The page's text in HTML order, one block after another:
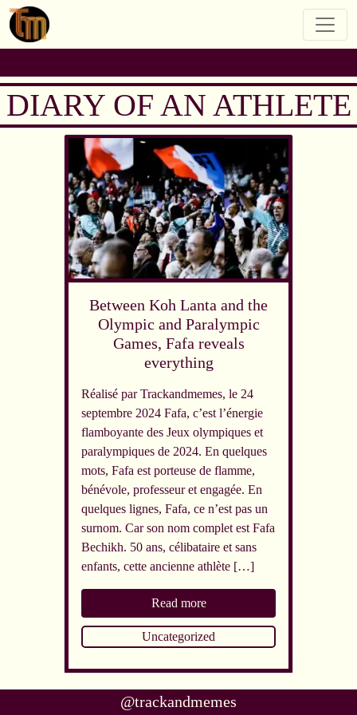
DIARY OF AN ATHLETE
Between Koh Lanta and the
Olympic and Paralympic
Games, Fafa reveals
everything
Réalisé par Trackandmemes, le 24
septembre 2024 Fafa, c’est l’énergie
flamboyante des Jeux olympiques et
paralympiques de 2024. En quelques
mots, Fafa est porteuse de flamme,
bénévole, professeur et engagée. En
quelques lignes, Fafa, ce n’est pas un
surnom. Car son nom complet est Fafa
Bechikh. 50 ans, célibataire et sans
enfants, cette ancienne athlète […]
Read more
Uncategorized
@trackandmemes